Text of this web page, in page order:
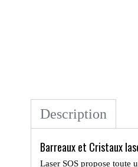
Description
Barreaux et Cristaux
Laser SOS propose toute